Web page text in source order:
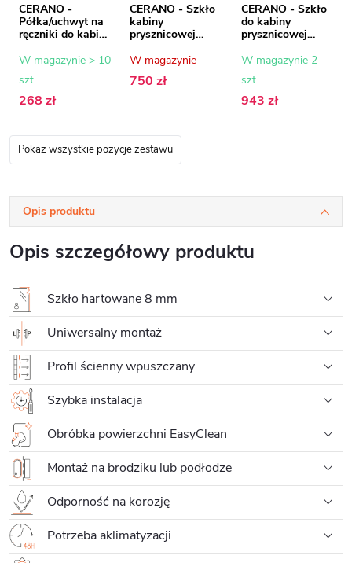
CERANO -
Półka/uchwyt na
ręczniki do kabiny
walk-in - 8-10
do 160 cm
W magazynie > 10
szt
268 zł
CERANO - Szkło
kabiny
prysznicowej
szkło ryflowane -
W magazynie
750 zł
CERANO - Szkło
do kabiny
prysznicowej
szkło ryflowane -
W magazynie 2
szt
943 zł
Pokaż wszystkie pozycje zestawu
Opis produktu
Opis szczegółowy produktu
Szkło hartowane 8 mm
Uniwersalny montaż
Profil ścienny wpuszczany
Szybka instalacja
Obróbka powierzchni EasyClean
Montaż na brodziku lub podłodze
Odporność na korozję
Potrzeba aklimatyzacji